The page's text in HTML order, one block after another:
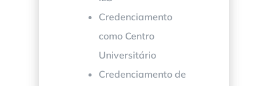
Credenciamento
como Centro
Universitário
Credenciamento de